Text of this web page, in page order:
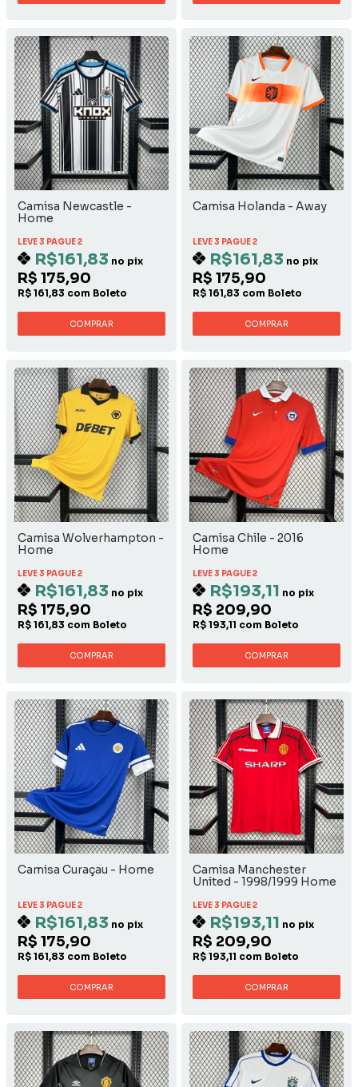
Camisa Newcastle -
Home
LEVE 3 PAGUE 2
R$161,83 no pix
R$ 175,90
R$ 161,83 com Boleto
COMPRAR
Camisa Holanda - Away
LEVE 3 PAGUE 2
R$161,83 no pix
R$ 175,90
R$ 161,83 com Boleto
COMPRAR
Camisa Wolverhampton -
Home
LEVE 3 PAGUE 2
R$161,83 no pix
R$ 175,90
R$ 161,83 com Boleto
COMPRAR
Camisa Chile - 2016
Home
LEVE 3 PAGUE 2
R$193,11 no pix
R$ 209,90
R$ 193,11 com Boleto
COMPRAR
Camisa Curaçau - Home
LEVE 3 PAGUE 2
R$161,83 no pix
R$ 175,90
R$ 161,83 com Boleto
COMPRAR
Camisa Manchester
United - 1998/1999 Home
LEVE 3 PAGUE 2
R$193,11 no pix
R$ 209,90
R$ 193,11 com Boleto
COMPRAR